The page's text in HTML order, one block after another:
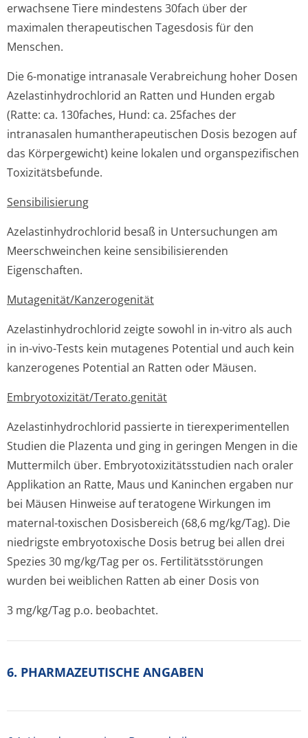
erwachsene Tiere mindestens 30fach über der
maximalen therapeutischen Tagesdosis für den
Menschen.
Die 6-monatige intranasale Verabreichung hoher Dosen
Azelastinhydrochlo­rid an Ratten und Hunden ergab
(Ratte: ca. 130faches, Hund: ca. 25faches der
intranasalen humantherapeu­tischen Dosis bezogen auf
das Körpergewicht) keine lokalen und organspezifischen
Toxizitätsbefunde.
Sensibilisierung
Azelastinhydrochlo­rid besaß in Untersuchungen am
Meerschweinchen keine sensibilisierenden
Eigenschaften.
Mutagenität/Kan­zerogenität
Azelastinhydrochlo­rid zeigte sowohl in in-vitro als auch
in in-vivo-Tests kein mutagenes Potential und auch kein
kanzerogenes Potential an Ratten oder Mäusen.
Embryotoxizität/Te­rato.genität
Azelastinhydrochlo­rid passierte in tierexperimentellen
Studien die Plazenta und ging in geringen Mengen in die
Muttermilch über. Embryotoxizitätsstu­dien nach oraler
Applikation an Ratte, Maus und Kaninchen ergaben nur
bei Mäusen Hinweise auf teratogene Wirkungen im
maternal-toxischen Dosisbereich (68,6 mg/kg/Tag). Die
niedrigste embryotoxische Dosis betrug bei allen drei
Spezies 30 mg/kg/Tag per os. Fertilitätsstörun­gen
wurden bei weiblichen Ratten ab einer Dosis von
3 mg/kg/Tag p.o. beobachtet.
6. PHARMAZEUTISCHE ANGABEN